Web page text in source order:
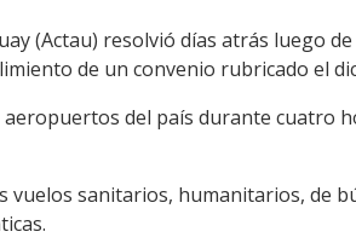
(Actau) resolvió días atrás luego
de un convenio rubricado el
del país durante cuatro
sanitarios, humanitarios, de